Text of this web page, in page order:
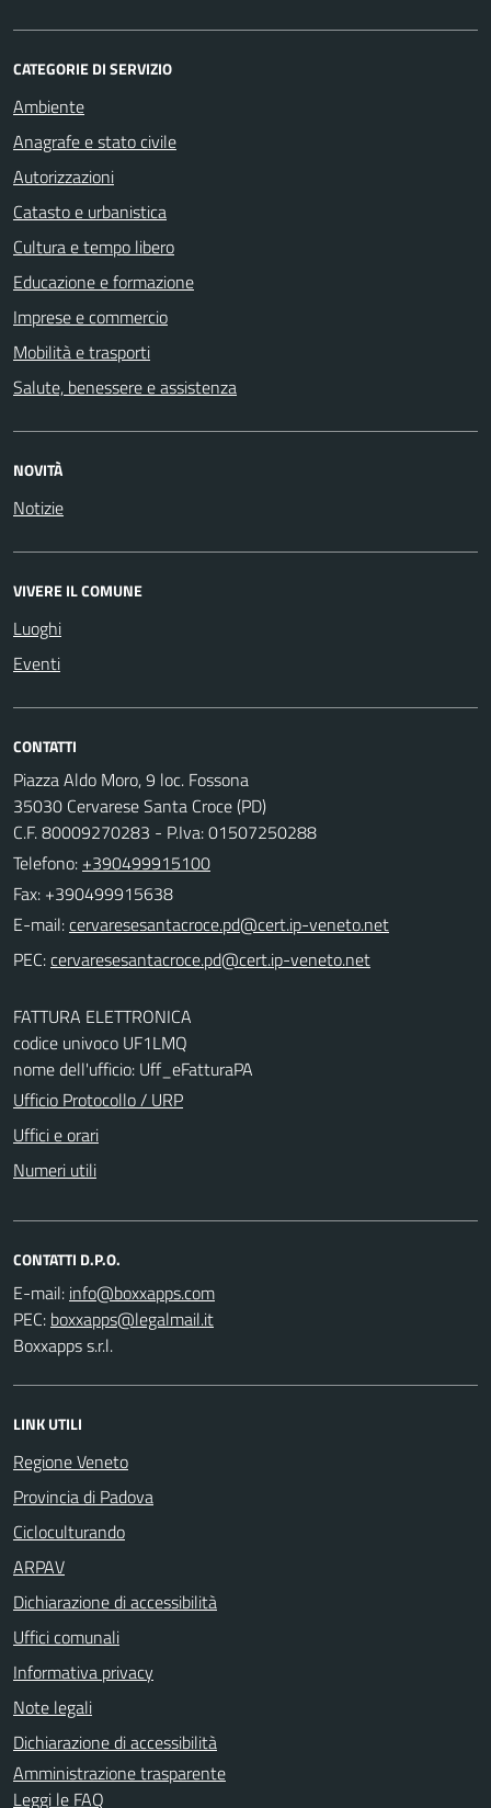
CATEGORIE DI SERVIZIO
Ambiente
Anagrafe e stato civile
Autorizzazioni
Catasto e urbanistica
Cultura e tempo libero
Educazione e formazione
Imprese e commercio
Mobilità e trasporti
Salute, benessere e assistenza
NOVITÀ
Notizie
VIVERE IL COMUNE
Luoghi
Eventi
CONTATTI
Piazza Aldo Moro, 9 loc. Fossona
35030 Cervarese Santa Croce (PD)
C.F. 80009270283 - P.Iva: 01507250288
Telefono: +390499915100
Fax: +390499915638
E-mail:
PEC:
FATTURA ELETTRONICA
codice univoco UF1LMQ
nome dell'ufficio: Uff_eFatturaPA
Ufficio Protocollo / URP
Uffici e orari
Numeri utili
CONTATTI D.P.O.
E-mail:
PEC:
Boxxapps s.r.l.
LINK UTILI
Regione Veneto
Provincia di Padova
Cicloculturando
ARPAV
Dichiarazione di accessibilità
Uffici comunali
Informativa privacy
Note legali
Dichiarazione di accessibilità
Amministrazione trasparente
Leggi le FAQ